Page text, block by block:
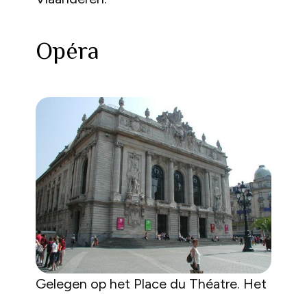
Opéra
Gelegen op het Place du Théatre. Het